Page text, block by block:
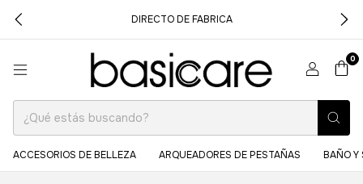
DIRECTO DE FABRICA
0
ACCESORIOS DE BELLEZA ARQUEADORES DE PESTAÑAS BAÑO Y